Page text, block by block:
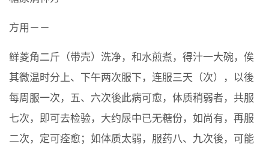
方用－－
鲜菱角二斤（带壳）洗净，和水煎煮，得汁一大碗，俟
其微温时分上、下午两次服下，连服三天（次），以後
每周服一次，五、六次後此病可愈，体质稍弱者，共服
七次，即可去检验，大约尿中已无糖份，如尚有，再服
二次，定可痊愈；如体质太弱，服药八、九次後，可能